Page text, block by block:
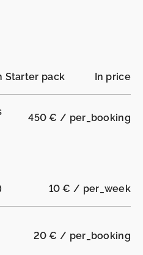
Starter pack
In price
450 € / per_booking
10 € / per_week
20 € / per_booking